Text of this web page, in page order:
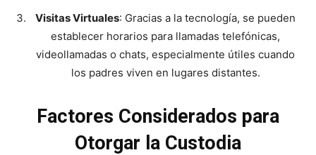
Visitas Virtuales: Gracias a la tecnología, se pueden
establecer horarios para llamadas telefónicas,
videollamadas o chats, especialmente útiles cuando
los padres viven en lugares distantes.
Factores Considerados para
Otorgar la Custodia